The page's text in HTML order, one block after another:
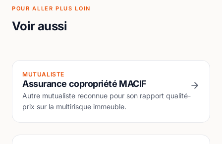
POUR ALLER PLUS LOIN
Voir aussi
MUTUALISTE
Assurance copropriété MACIF
Autre mutualiste reconnue pour son rapport qualité-
prix sur la multirisque immeuble.